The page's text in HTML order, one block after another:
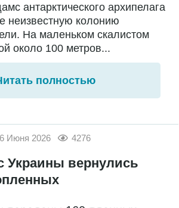
антарктического архипелага
неизвестную колонию
На маленьком скалистом
около 100 метров...
полностью
Июня 2026 4276
Украины вернулись